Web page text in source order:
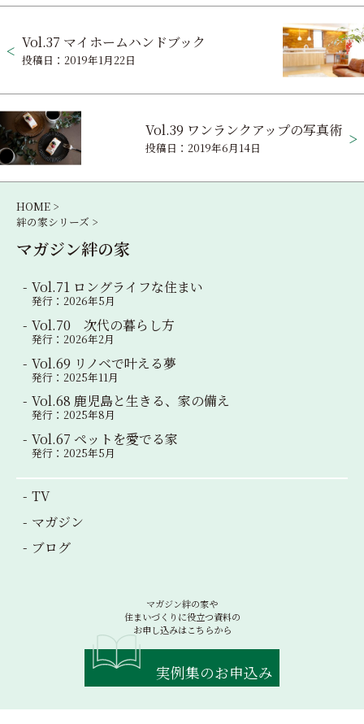
稿
ナ
ビ
ゲ
ー
シ
ョ
Vol.37 マイホームハンドブック
投稿日：2019年1月22日
Vol.39 ワンランクアップの写真術
投稿日：2019年6月14日
HOME >
絆の家シリーズ >
マガジン絆の家
Vol.71 ロングライフな住まい
発行：2026年5月
Vol.70 次代の暮らし方
発行：2026年2月
Vol.69 リノベで叶える夢
発行：2025年11月
Vol.68 鹿児島と生きる、家の備え
発行：2025年8月
Vol.67 ペットを愛でる家
発行：2025年5月
TV
マガジン
ブログ
マガジン絆の家や
住まいづくりに役立つ資料の
お申し込みはこちらから
実例集のお申込み